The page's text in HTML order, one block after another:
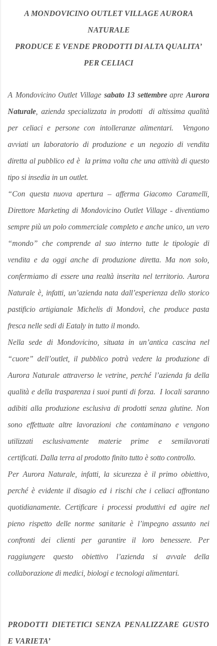
A MONDOVICINO OUTLET VILLAGE AURORA
NATURALE
PRODUCE E VENDE PRODOTTI DI ALTA QUALITA’
PER CELIACI
A Mondovicino Outlet Village sabato 13 settembreapre Aurora
Naturale , azienda specializzata in prodotti di altissima qualità
per celiaci e persone con intolleranze alimentari. Vengono
avviati un laboratorio di produzione e un negozio di vendita
diretta al pubblicoed è la prima volta che una attività di questo
tipo si insedia in un outlet.
“Con questa nuova apertura – afferma Giacomo Caramelli
Direttore Marketing di Mondovicino Outlet Village - diventiamo
sempre più un polo commerciale completo e anche unico, un vero
“mondo” che comprende al suo interno tutte le tipologie di
vendita e da oggi anche di produzione diretta. Ma non solo,
confermiamo di essere una realtà inserita nel territorio. Aurora
Naturale è, infatti, un’azienda nata dall’esperienza dello storico
pastificio artigianale Michelis di Mondovì, che produce pasta
fresca nelle sedi di Eataly in tutto il mondo.
Nella sede di Mondovicino, situata in un’antica cascina nel
“cuore” dell’outlet, il pubblico potrà vedere la produzione di
Aurora Naturale attraverso le vetrine, perché l’azienda fa della
qualità e della trasparenza i suoi punti di forza. I locali saranno
adibiti alla produzione esclusiva di prodotti senza glutine. Non
sono effettuate altre lavorazioni che contaminano e vengono
utilizzati esclusivamente materie prime e semilavorati
certificati. Dalla terra al prodotto finito tutto è sotto controllo.
Per Aurora Naturale, infatti, la sicurezza è il primo obiettivo,
perché è evidente il disagio ed i rischi che i celiaci affrontano
quotidianamente. Certificare i processi produttivi ed agire nel
pieno rispetto delle norme sanitarie è l’impegno assunto nei
confronti dei clienti per garantire il loro benessere. Per
raggiungere questo obiettivo l’azienda si avvale della
collaborazione di medici, biologi e tecnologi alimentari.
PRODOTTI DIETETICI SENZA PENALIZZARE GUSTO
E VARIETA’